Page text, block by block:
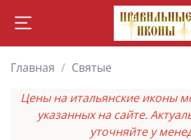
Главная
Святые
Цены на итальянские иконы
указанных на сайте.
уточняйте у